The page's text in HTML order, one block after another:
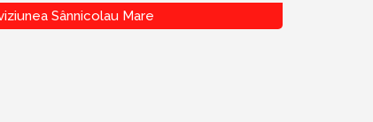
Sânnicolau Mare